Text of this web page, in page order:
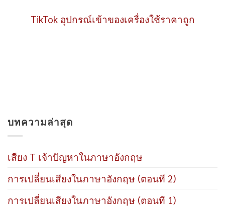
TikTok อุปกรณ์เข้าของเครื่องใช้ราคาถูก
บทความล่าสุด
เสียง T เจ้าปัญหาในภาษาอังกฤษ
การเปลี่ยนเสียงในภาษาอังกฤษ (ตอนที 2)
การเปลี่ยนเสียงในภาษาอังกฤษ (ตอนที 1)